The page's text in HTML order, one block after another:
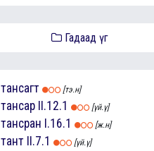
Гадаад үг
тансагт [тэ.н]
тансар II.12.1 [үй.ү]
тансран I.16.1 [ж.н]
тант II.7.1 [үй.ү]